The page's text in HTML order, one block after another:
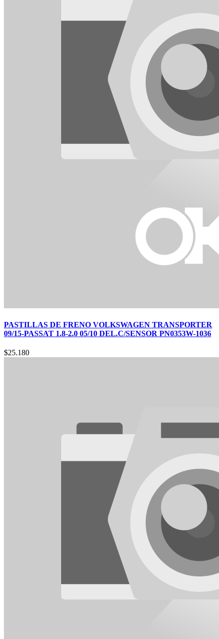
PASTILLAS DE FRENO VOLKSWAGEN TRANSPORTER
09/15-PASSAT 1.8-2.0 05/10 DEL.C/SENSOR PN0353W-1036
$25.180